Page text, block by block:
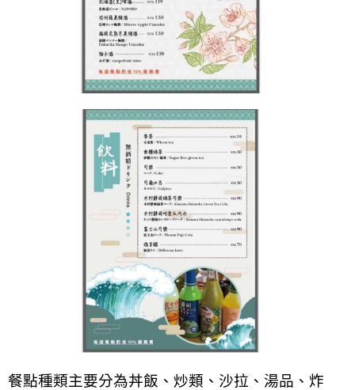
餐點種類主要分為丼飯、炒類、沙拉、湯品、炸